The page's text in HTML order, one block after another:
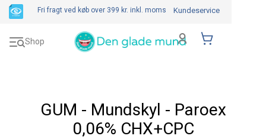
GUM - Mundskyl - Paroex
0,06% CHX+CPC
Fri fragt ved køb over 399 kr. inkl. moms Kundeservice
Shop
Toggle
navigation